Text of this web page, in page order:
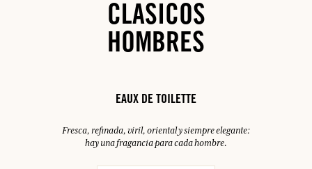
CLASICOS
HOMBRES
EAUX DE TOILETTE
Fresca, refinada, viril, oriental y siempre elegante:
hay una fragancia para cada hombre.